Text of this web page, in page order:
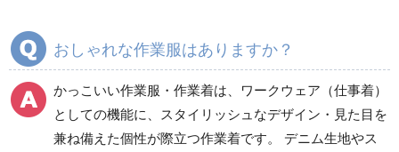
ズボン
ツ
クリーンウェアワーク
パンツ
ズボン
おしゃれな作業服はありますか？
かっこいい作業服・作業着は、ワークウェア（仕事着）
としての機能に、スタイリッシュなデザイン・見た目を
兼ね備えた個性が際立つ作業着です。 デニム生地やス